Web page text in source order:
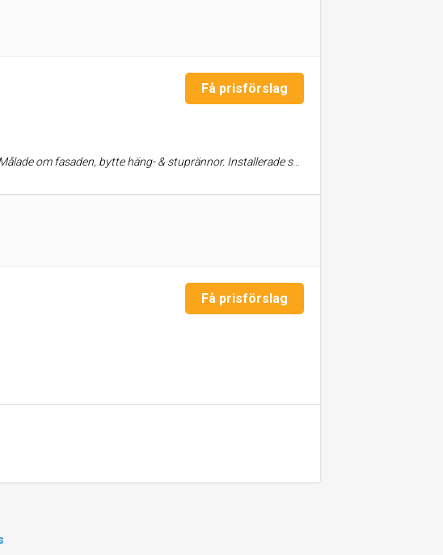
Få prisförslag
snörasskydd och plåt vid takfot. Bra och trevlig kommunikation. Rimligt pris. Toppenresultat! 👍
Få prisförslag